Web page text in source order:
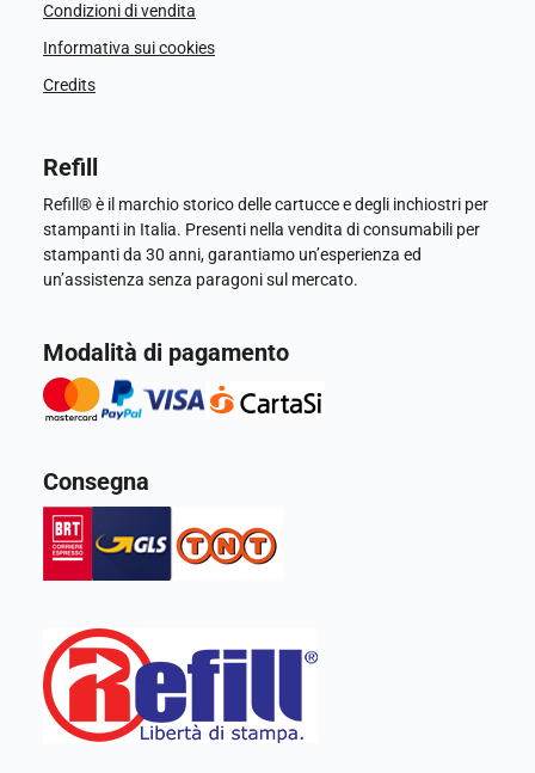
Condizioni di vendita
Informativa sui cookies
Credits
Refill
Refill® è il marchio storico delle cartucce e degli inchiostri per
stampanti in Italia. Presenti nella vendita di consumabili per
stampanti da 30 anni, garantiamo un’esperienza ed
un’assistenza senza paragoni sul mercato.
Modalità di pagamento
Consegna